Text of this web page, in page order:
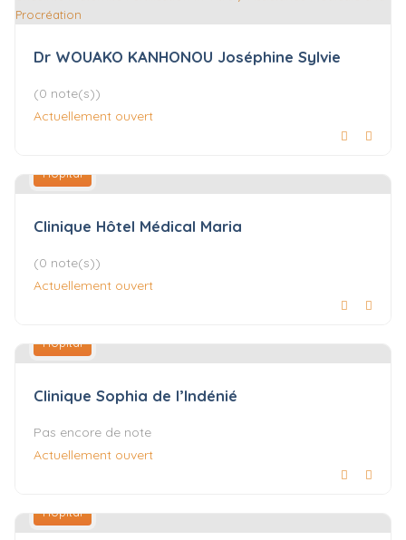
Dr WOUAKO KANHONOU Joséphine Sylvie
(0 note(s))
Actuellement ouvert
Hôpital
Clinique Hôtel Médical Maria
(0 note(s))
Actuellement ouvert
Hôpital
Clinique Sophia de l’Indénié
Pas encore de note
Actuellement ouvert
Hôpital